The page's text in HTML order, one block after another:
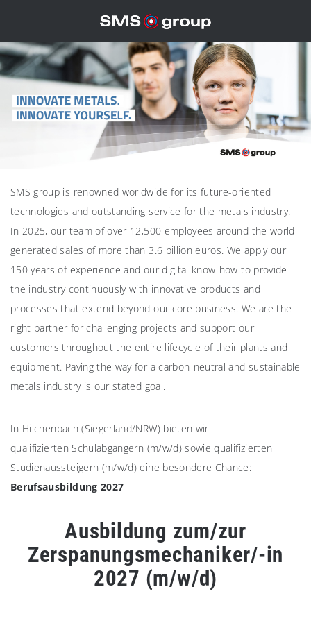
SMS group is renowned worldwide for its future-oriented
technologies and outstanding service for the metals industry.
In 2025, our team of over 12,500 employees around the world
generated sales of more than 3.6 billion euros. We apply our
150 years of experience and our digital know-how to provide
the industry continuously with innovative products and
processes that extend beyond our core business. We are the
right partner for challenging projects and support our
customers throughout the entire lifecycle of their plants and
equipment. Paving the way for a carbon-neutral and sustainable
metals industry is our stated goal.
In Hilchenbach (Siegerland/NRW) bieten wir
qualifizierten Schulabgängern (m/w/d) sowie qualifizierten
Studienaussteigern (m/w/d) eine besondere Chance:
Berufsausbildung 2027
Ausbildung zum/zur
Zerspanungsmechaniker/-in
2027 (m/w/d)